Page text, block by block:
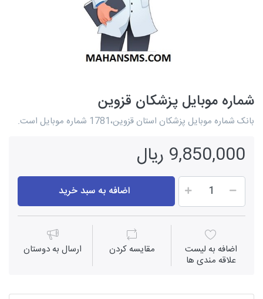
شماره موبایل پزشکان قزوین
بانک شماره موبایل پزشکان استان قزوین،1781 شماره موبایل است.
9,850,000 ریال
اضافه به سبد خرید
اضافه به لیست
علاقه مندی ها
مقايسه كردن ارسال به دوستان